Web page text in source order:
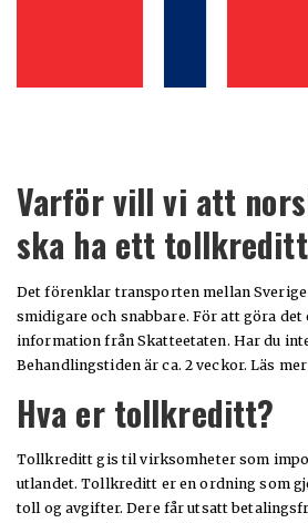
Varför vill vi att
ska ha ett
Det förenklar transporten mellan
smidigare och snabbare. För att göra
information från Skatteetaten. Har du
Behandlingstiden är ca. 2 veckor. Läs mer
Hva er tollkreditt?
Tollkreditt gis til virksomheter som
utlandet. Tollkreditt er en ordning som
toll og avgifter. Dere får utsatt